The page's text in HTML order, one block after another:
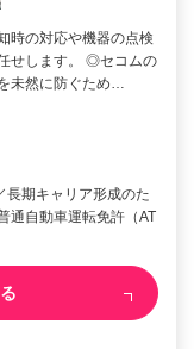
時の対応や機器の点検
せします。 ◎セコムの
未然に防ぐため…
長期キャリア形成のた
自動車運転免許（AT